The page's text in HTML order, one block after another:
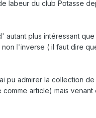
labeur du club Potasse
plus intéressant
l'inverse ( il faut dire
pu admirer la collection
article) mais